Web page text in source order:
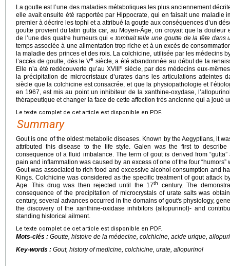
La goutte est l’une des maladies métaboliques les plus anciennement
elle avait ensuite été rapportée par Hippocrate, qui en faisait une maladie
premier à décrire les tophi et a attribué la goutte aux conséquences d’un
goutte provient du latin gutta car, au Moyen-Âge, on croyait que la douleur
de l’une des quatre humeurs qui « tombait telle une goutte de la tête dans
temps associée à une alimentation trop riche et à un excès de
la maladie des princes et des rois. La colchicine, utilisée par les médecins
l’accès de goutte, dès le Ve siècle, a été abandonnée au début de la
Elle n’a été redécouverte qu’au XVIII
e siècle, par des médecins eux-
la précipitation de microcristaux d’urates dans les articulations atteintes
siècle que la colchicine est consacrée, et que la physiopathologie et
en 1967, est mis au point un inhibiteur de la xanthine-oxydase,
thérapeutique et changer la face de cette affection très ancienne qui a joué
Le texte complet de cet article est disponible en PDF.
Summary
Gout is one of the oldest metabolic diseases. Known by the Aegyptians, it
attributed this disease to the life style. Galen was the first to
consequence of a fluid imbalance. The term of gout is derived from
pain and inflammation was caused by an excess of one of the four
Gout was associated to rich food and excessive alcohol consumption and
Kings. Colchicine was considered as the specific treatment of gout attack
Age. This drug was then rejected until the 17th
century. The
consequence of the precipitation of microcrystals of urate salts was
century, several advances occurred in the domains of gout's physiology,
the discovery of the xanthine-oxidase inhibitors (allopurinol)- and
standing historical ailment.
Le texte complet de cet article est disponible en PDF.
Mots-clés : Goutte, histoire de la médecine, colchicine, acide urique,
Key-words : Gout, history of medicine, colchicine, urate, allopurinol